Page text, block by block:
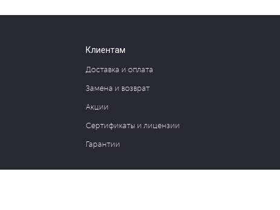
Клиентам
Доставка и оплата
Замена и возврат
Акции
Сертификаты и лицензии
Гарантии